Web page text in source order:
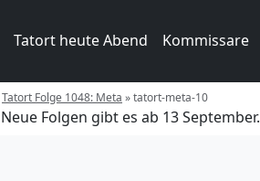
Tatort heute Abend Kommissare
Tatort Folge 1048: Meta »tatort-meta-10
Neue Folgen gibt es ab 13 September.